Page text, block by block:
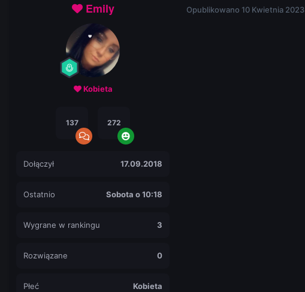
Emily
Kobieta
137 272
Dołączył 17.09.2018
Ostatnio Sobota o 10:18
Wygrane w rankingu 3
Rozwiązane 0
Płeć Kobieta
Opublikowano 10 Kwietnia 2023